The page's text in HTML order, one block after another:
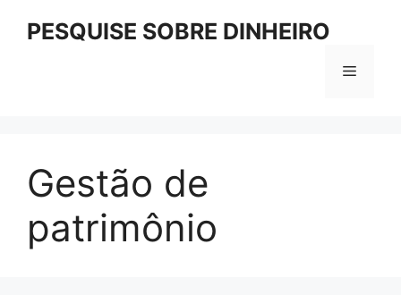
PESQUISE SOBRE DINHEIRO
Menu
Gestão de
patrimônio